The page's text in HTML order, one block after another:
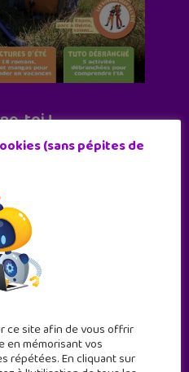
toi !
par an
!
(sans pépites de
ce site afin de vous offrir
en mémorisant vos
répétées. En cliquant sur